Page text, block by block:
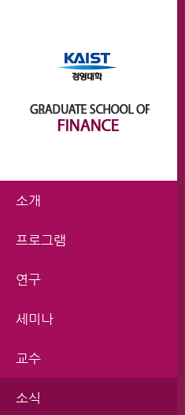
소개
프로그램
연구
세미나
교수
소식